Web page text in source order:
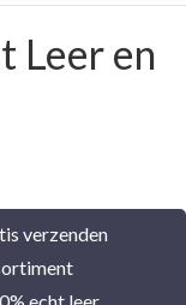
Leer en
verzenden